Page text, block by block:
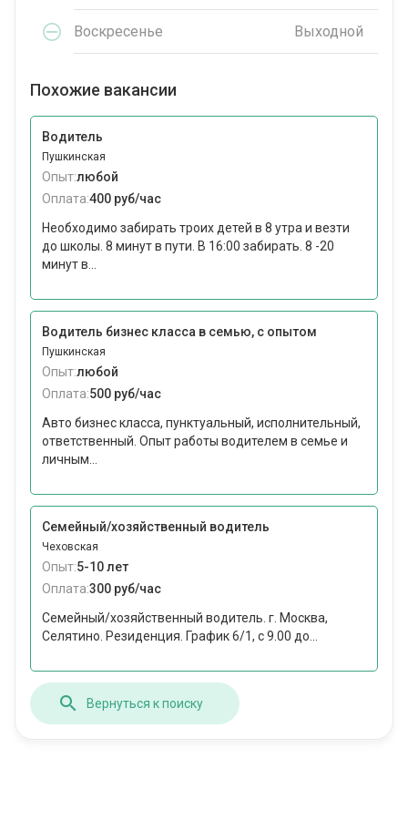
Воскресенье Выходной
Похожие вакансии
Водитель
Пушкинская
Опыт:любой
Оплата:400 руб/час
Необходимо забирать троих детей в 8 утра и везти
до школы. 8 минут в пути. В 16:00 забирать. 8 -20
минут в...
Водитель бизнес класса в семью, с опытом
Пушкинская
Опыт:любой
Оплата:500 руб/час
Авто бизнес класса, пунктуальный, исполнительный,
ответственный. Опыт работы водителем в семье и
личным...
Семейный/хозяйственный водитель
Чеховская
Опыт:5-10 лет
Оплата:300 руб/час
Семейный/хозяйственный водитель. г. Москва,
Селятино. Резиденция. График 6/1, с 9.00 до...
Вернуться к поиску